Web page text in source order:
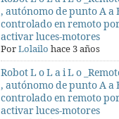
, autónomo de punto A a
controlado en remoto
activar luces-motores
PorLolailo hace 3 años
Robot L o L a i L o
, autónomo de punto A a
controlado en remoto
activar luces-motores